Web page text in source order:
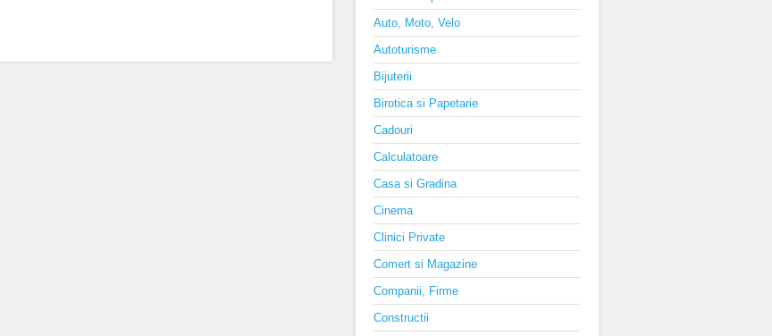
Auto, Moto, Velo
Autoturisme
Bijuterii
Birotica si Papetarie
Cadouri
Calculatoare
Casa si Gradina
Cinema
Clinici Private
Comert si Magazine
Companii, Firme
Constructii